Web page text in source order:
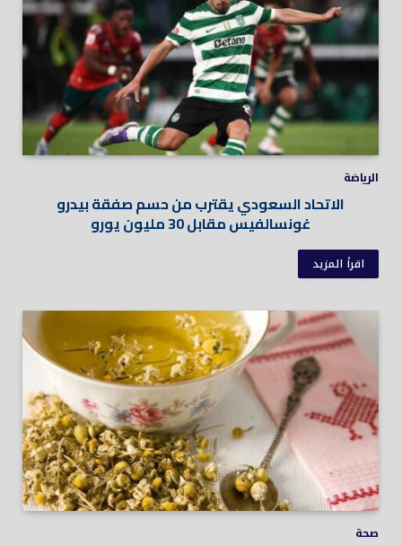
الرياضة
الاتحاد السعودي يقترب من حسم صفقة بيدرو
غونسالفيس مقابل 30 مليون يورو
اقرأ المزيد
صحة